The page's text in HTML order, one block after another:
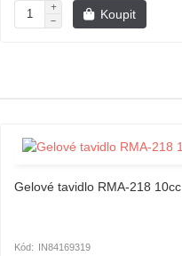
Koupit
Gelové tavidlo RMA-218 10cc
IN84169319